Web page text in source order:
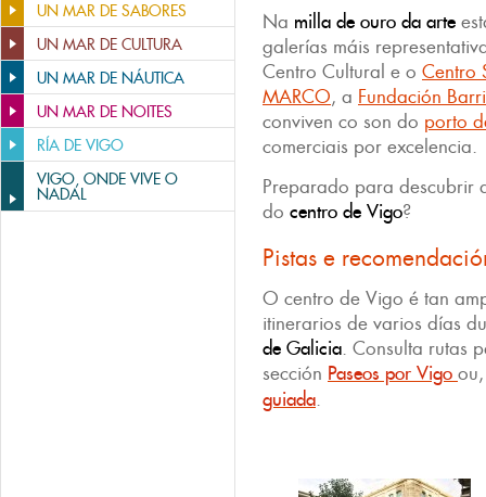
UN MAR DE SABORES
UN MAR DE CULTURA
UN MAR DE NÁUTICA
UN MAR DE NOITES
RÍA DE VIGO
VIGO, ONDE VIVE O
NADAL
Na milla de ouro da arte
galerías máis
Centro Cultural e o Centro
MARCO, a Fundación
conviven co son do porto
comerciais por excelencia.
Preparado para descubrir
do centro de Vigo?
Pistas e
O centro de Vigo é tan
itinerarios de varios días
de Galicia. Consulta rutas
sección Paseos por Vigo
guiada.